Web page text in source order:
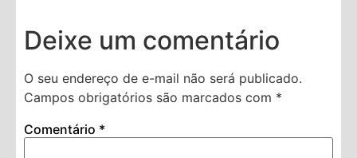
Deixe um comentário
O seu endereço de e-mail não será publicado.
Campos obrigatórios são marcados com *
Comentário *